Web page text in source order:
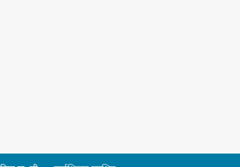
नेपाली काँग्रेस सभापति गगन थापालाई